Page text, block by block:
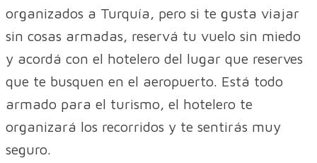
organizados a Turquía, pero si te gusta viajar
sin cosas armadas, reservá tu vuelo sin miedo
y acordá con el hotelero del lugar que reserves
que te busquen en el aeropuerto. Está todo
armado para el turismo, el hotelero te
organizará los recorridos y te sentirás muy
seguro.